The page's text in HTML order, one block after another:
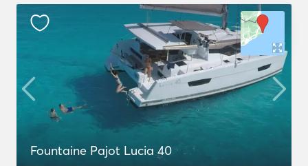
Fountaine Pajot Lucia 40